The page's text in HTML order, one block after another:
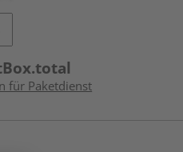
für Paketdienst